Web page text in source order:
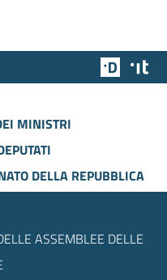
Team
MINISTRI
DELLA REPUBBLICA
ASSEMBLEE DELLE